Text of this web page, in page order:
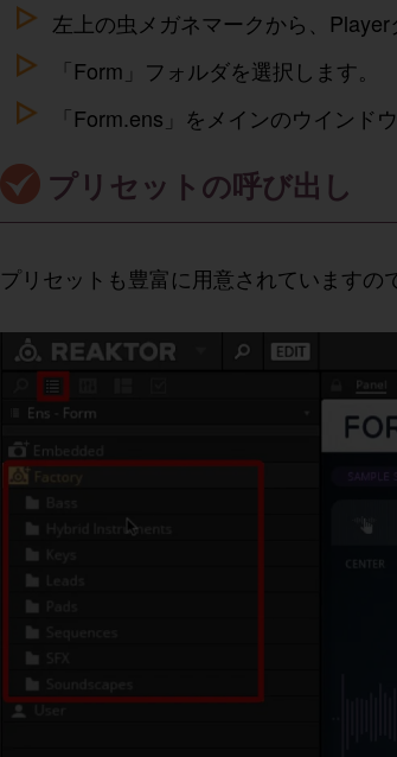
左上の虫メガネマークから、Player
「Form」フォルダを選択します。
「Form.ens」をメインのウインド
プリセットの呼び出し
プリセットも豊富に用意されていますの